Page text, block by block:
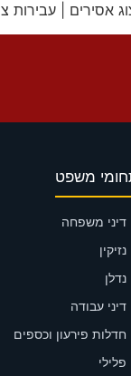
| עבירות
משפט
דיני משפחה
נזיקין
נדלן
דיני עבודה
חדלות פירעון וכספים
פלילי